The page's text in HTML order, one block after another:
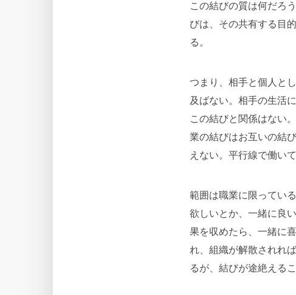
この結びの質は何だろ
びは、その共有する目
る。
つまり、相手と個人と
及ばない。相手の生活
この結びと関係はない
業の結びはお互いの結
えない。平行線で働い
範囲は職業に限ってい
欲しいとか、一緒に良
果を収めたら、一緒に
れ、組織が解散されれ
るが、結びが途絶える